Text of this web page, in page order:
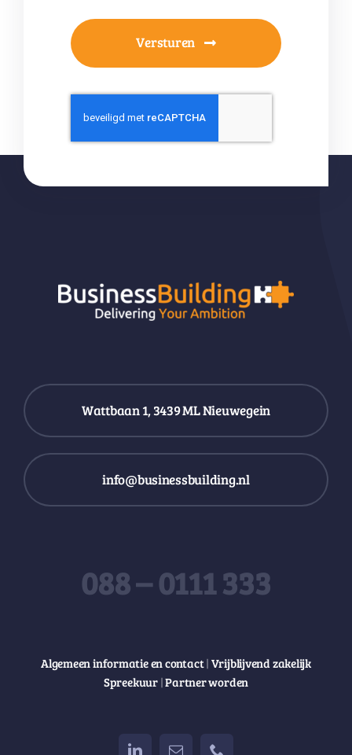
Versturen
Wattbaan 1, 3439 ML Nieuwegein
info@businessbuilding.nl
088 – 0111 333
Algemeen informatie en contact| Vrijblijvend zakelijk
Spreekuur |Partner worden